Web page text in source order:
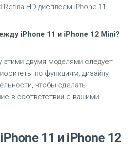
HD дисплеем iPhone 11.
iPhone 11 и iPhone 12 Mini?
двумя моделями следует
по функциям, дизайну,
чтобы сделать
в соответствии с вашими
11 и iPhone 12